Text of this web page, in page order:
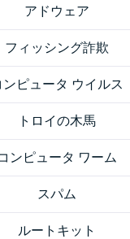
アドウェア
フィッシング詐欺
ンピュータ ウイルス
トロイの木馬
ンピュータ ワーム
スパム
ルートキット